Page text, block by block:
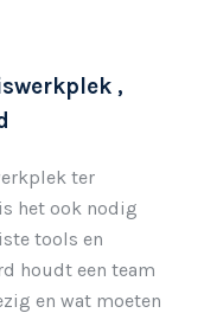
,
ter
het ook nodig
tools en
houdt een team
en wat moeten